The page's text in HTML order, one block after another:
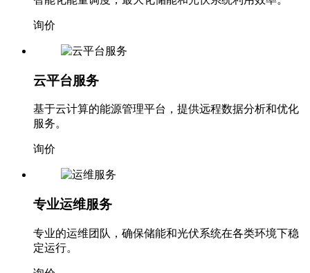
询价
基于云计算的能源管理平台，提供远程数据分析和优化
服务。
询价
专业的运维团队，确保储能和光伏系统在各类环境下稳
定运行。
询价